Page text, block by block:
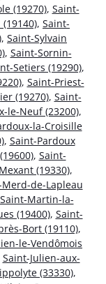
(19270), Saint-
, Saint-
, Saint-Sylvain
, Saint-Sornin-
Setiers (19290),
, Saint-Priest-
(19270), Saint-
le-Neuf (23200),
la-Croisille
, Saint-Pardoux
, Saint-
(19330),
de-Lapleau
Saint-Martin-la-
(19400), Saint-
Bort (19110),
le-Vendômois
Saint-Julien-aux-
(33330),